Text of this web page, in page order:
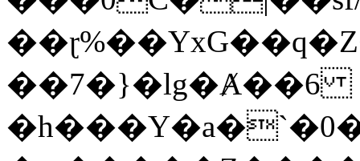
��7�}�lg�Ⱥ��6